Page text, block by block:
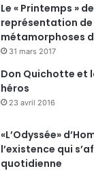
Le « Printemps »
représentation de
métamorphoses
31 mars 2017
Don Quichotte et
héros
23 avril 2016
«L’Odyssée»
l’existence qui
quotidienne